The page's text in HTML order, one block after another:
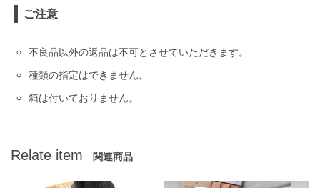
ご注意
不良品以外の返品は不可とさせていただきます。
種類の指定はできません。
箱は付いておりません。
Relate item 関連商品